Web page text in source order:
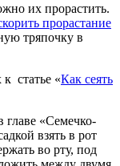
их прорастить.
прорастание
тряпочку в
к статье «Как сеять
«Семечко-
взять в рот
во рту, под